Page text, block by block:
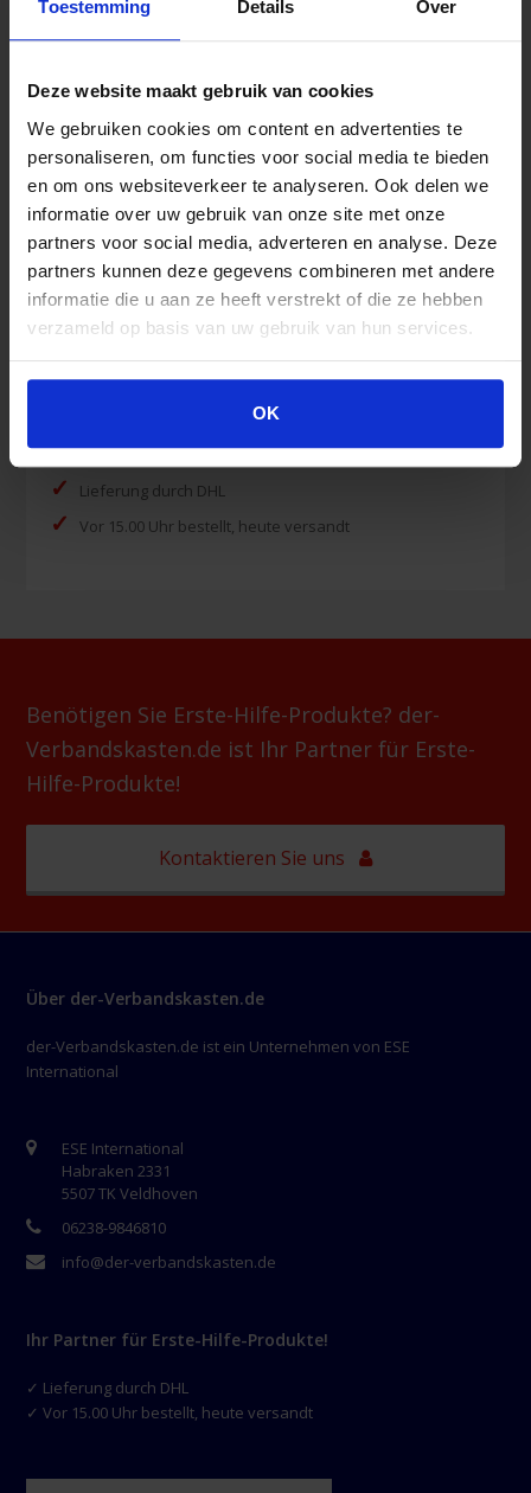
Toestemming Details Over
Deze website maakt gebruik van cookies
We gebruiken cookies om content en advertenties te
personaliseren, om functies voor social media te bieden
en om ons websiteverkeer te analyseren. Ook delen we
informatie over uw gebruik van onze site met onze
partners voor social media, adverteren en analyse. Deze
partners kunnen deze gegevens combineren met andere
informatie die u aan ze heeft verstrekt of die ze hebben
verzameld op basis van uw gebruik van hun services.
OK
Dreiecktuch
Netzschlauchverband
Vliesstofkompressen
Wundkompresse steril
Wundnahtstreifen
✓ Kaufen auch Rechnung
✓ Lieferung durch DHL
✓ Vor 15.00 Uhr bestellt, heute versandt
Benötigen Sie Erste-Hilfe-Produkte? der-
Verbandskasten.de ist Ihr Partner für Erste-
Hilfe-Produkte!
Kontaktieren Sie uns
Über der-Verbandskasten.de
der-Verbandskasten.de ist ein Unternehmen von ESE
International
ESE International
Habraken 2331
5507 TK Veldhoven
06238-9846810
info@der-verbandskasten.de
Ihr Partner für Erste-Hilfe-Produkte!
✓ Lieferung durch DHL
✓ Vor 15.00 Uhr bestellt, heute versandt